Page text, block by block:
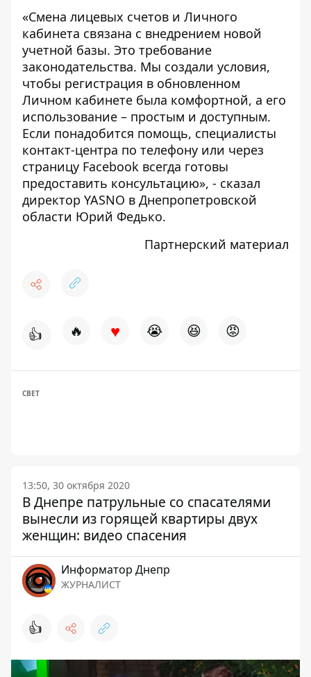
«Смена лицевых счетов и Личного
кабинета связана с внедрением новой
учетной базы. Это требование
законодательства. Мы создали условия,
чтобы регистрация в обновленном
Личном кабинете была комфортной, а его
использование – простым и доступным.
Если понадобится помощь, специалисты
контакт-центра по телефону или через
страницу Facebook всегда готовы
предоставить консультацию», - сказал
директор YASNO в Днепропетровской
области Юрий Федько.
Партнерский материал
👍 🔥 ♥ 😭 😆 😡
СВЕТ
13:50, 30 октября 2020
В Днепре патрульные со спасателями
вынесли из горящей квартиры двух
женщин: видео спасения
Информатор Днепр
ЖУРНАЛИСТ
👍